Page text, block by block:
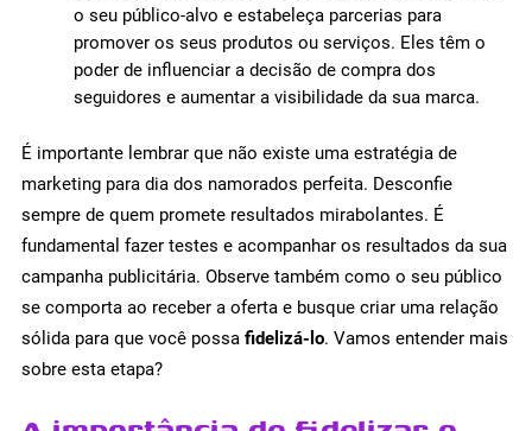
o seu público-alvo e estabeleça parcerias para
promover os seus produtos ou serviços. Eles têm o
poder de influenciar a decisão de compra dos
seguidores e aumentar a visibilidade da sua marca.
É importante lembrar que não existe uma estratégia de
marketing para dia dos namorados perfeita. Desconfie
sempre de quem promete resultados mirabolantes. É
fundamental fazer testes e acompanhar os resultados da sua
campanha publicitária. Observe também como o seu público
se comporta ao receber a oferta e busque criar uma relação
sólida para que você possa fidelizá-lo. Vamos entender mais
sobre esta etapa?